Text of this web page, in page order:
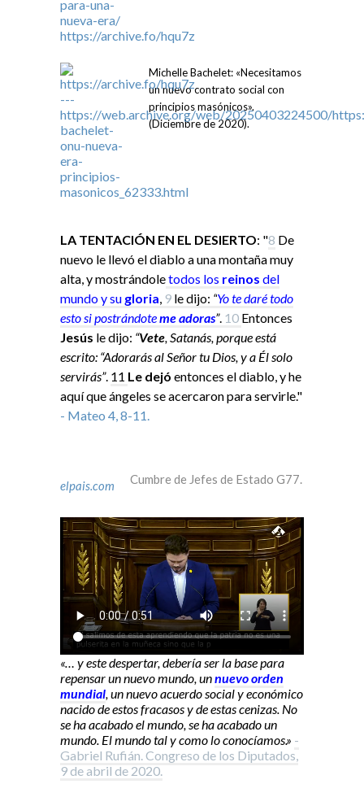
Michelle Bachelet: «Necesitamos
un nuevo contrato social con
principios masónicos».
(Diciembre de 2020).
LA TENTACIÓN EN EL DESIERTO: "8 De
nuevo le llevó el diablo a una montaña muy
alta, y mostrándoletodos los reinos del
mundo y su gloria, 9 le dijo: “Yote daré todo
esto sipostrándoteme adoras”. 10 Entonces
Jesús le dijo: “Vete, Satanás, porque está
escrito: “Adorarás al Señor tu Dios, y a Él solo
servirás”. 11 Le dejó entonces el diablo, y he
aquí que ángeles se acercaron para servirle."
- Mateo 4, 8-11.
elpais.com Cumbre de Jefes de Estado G77.
«… y este despertar, debería ser la base para
repensar un nuevo mundo, unnuevo orden
mundial , un nuevo acuerdo social y económico
nacido de estos fracasos y de estas cenizas. No
se ha acabado el mundo, se ha acabado un
mundo. El mundo tal y como lo conocíamos.» -
Gabriel Rufián. Congreso de los Diputados,
9 de abril de 2020.